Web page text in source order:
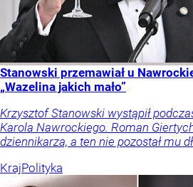
Stanowski przemawiał u
„Wazelina jakich mało”
Krzysztof Stanowski wystąpił
Karola Nawrockiego. Roman
dziennikarza, a ten nie pozostał mu
KrajPolityka